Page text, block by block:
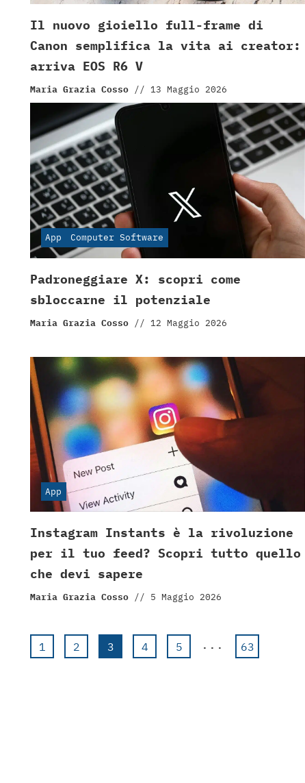
Il nuovo gioiello full-frame di
Canon semplifica la vita ai creator:
arriva EOS R6 V
Maria Grazia Cosso // 13 Maggio 2026
App Computer Software
Padroneggiare X: scopri come
sbloccarne il potenziale
Maria Grazia Cosso // 12 Maggio 2026
App
Instagram Instants è la rivoluzione
per il tuo feed? Scopri tutto quello
che devi sapere
Maria Grazia Cosso // 5 Maggio 2026
1 2 3 4 5 ... 63